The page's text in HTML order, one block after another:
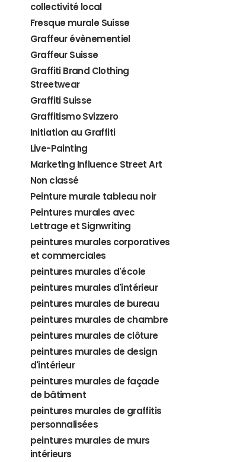
collectivité local
Fresque murale Suisse
Graffeur évènementiel
Graffeur Suisse
Graffiti Brand Clothing
Streetwear
Graffiti Suisse
Graffitismo Svizzero
Initiation au Graffiti
Live-Painting
Marketing Influence Street Art
Non classé
Peinture murale tableau noir
Peintures murales avec
Lettrage et Signwriting
peintures murales corporatives
et commerciales
peintures murales d'école
peintures murales d'intérieur
peintures murales de bureau
peintures murales de chambre
peintures murales de clôture
peintures murales de design
d'intérieur
peintures murales de façade
de bâtiment
peintures murales de graffitis
personnalisées
peintures murales de murs
intérieurs